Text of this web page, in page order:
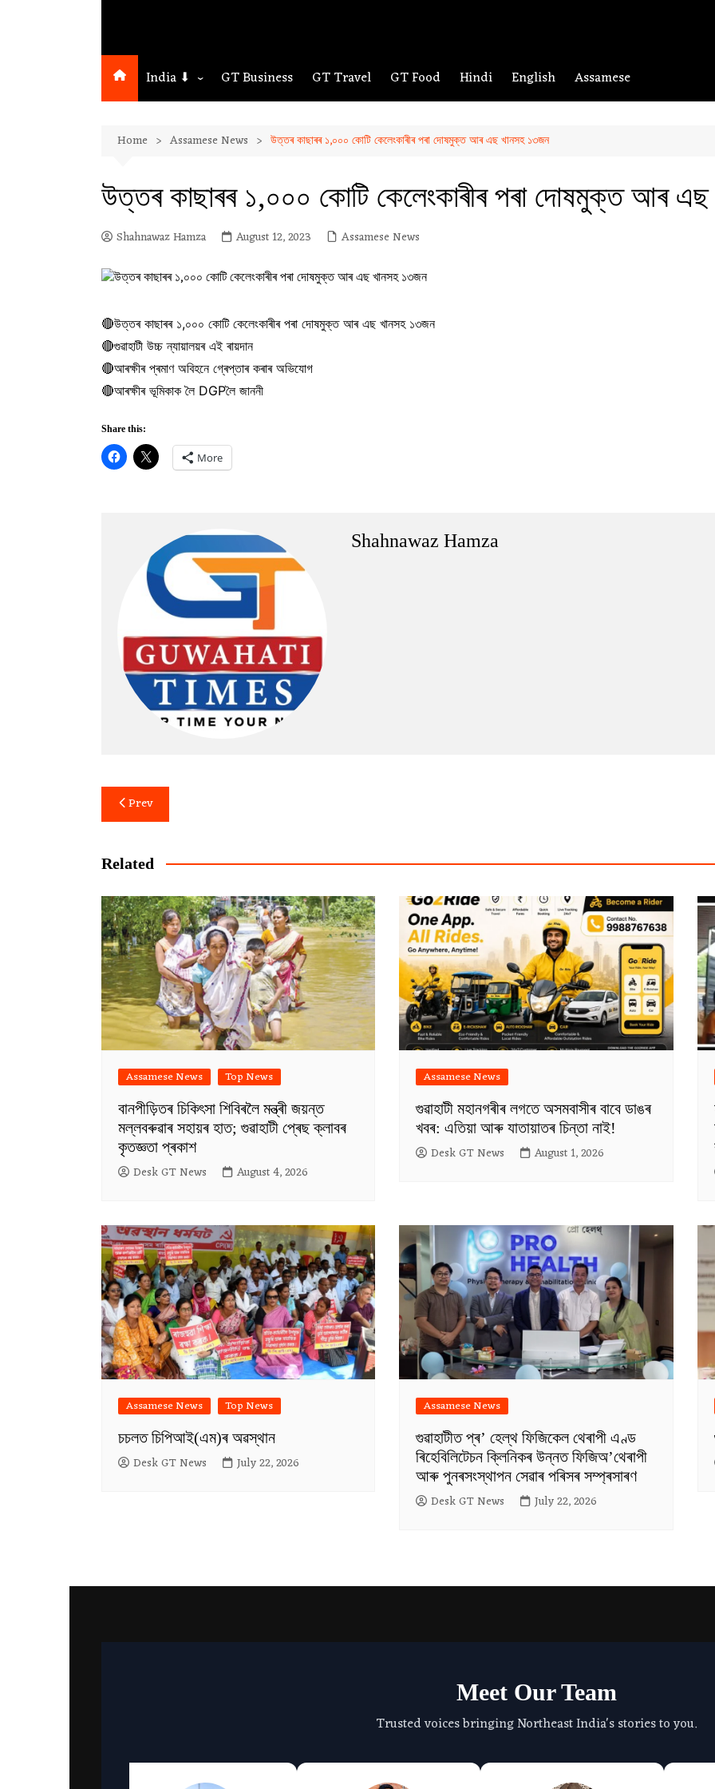
India ⬇
Guwahati
GT Business GT Travel GT Food Hindi English Assamese
Home Assamese News উত্তৰ কাছাৰৰ ১,০০০ কোটি কেলেংকাৰীৰ পৰা দোষমুক্ত আৰ এছ খানসহ ১৩জন
উত্তৰ কাছাৰৰ ১,০০০ কোটি কেলেংকাৰীৰ পৰা দোষমুক্ত আৰ
Shahnawaz Hamza August 12, 2023 Assamese News
🔴উত্তৰ কাছাৰৰ ১,০০০ কোটি কেলেংকাৰীৰ পৰা দোষমুক্ত আৰ এছ খানসহ ১৩জন
🔴গুৱাহাটী উচ্চ ন্যায়ালয়ৰ এই ৰায়দান
🔴আৰক্ষীৰ প্ৰমাণ অবিহনে গ্ৰেপ্তাৰ কৰাৰ অভিযোগ
🔴আৰক্ষীৰ ভূমিকাক লৈ DGPলৈ জাননী
Share this:
More
Shahnawaz Hamza
Post
navigation
Prev
Related
Assamese News Top News
বানপীড়িতৰ চিকিৎসা শিবিৰলৈ মন্ত্ৰী জয়ন্ত
মল্লবৰুৱাৰ সহায়ৰ হাত; গুৱাহাটী প্ৰেছ ক্লাবৰ
কৃতজ্ঞতা প্ৰকাশ
Desk GT News August 4, 2026
Assamese News
গুৱাহাটী মহানগৰীৰ লগতে অসমবাসীৰ বাবে ডাঙৰ
খবৰ: এতিয়া আৰু যাতায়াতৰ চিন্তা নাই!
Desk GT News August 1, 2026
Assamese News Top News
চচলত চিপিআই(এম)ৰ অৱস্থান
Desk GT News July 22, 2026
Assamese News
গুৱাহাটীত প্ৰ’ হেল্থ ফিজিকেল থেৰাপী এণ্ড
ৰিহেবিলিটেচন ক্লিনিকৰ উন্নত ফিজিঅ’থেৰাপী
আৰু পুনৰসংস্থাপন সেৱাৰ পৰিসৰ সম্প্ৰসাৰণ
Desk GT News July 22, 2026
Meet Our Team
Trusted voices bringing Northeast India's stories to you.